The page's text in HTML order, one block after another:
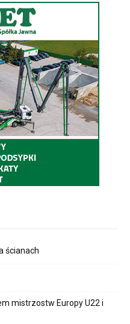
ścianach
mistrzostw Europy U22 i